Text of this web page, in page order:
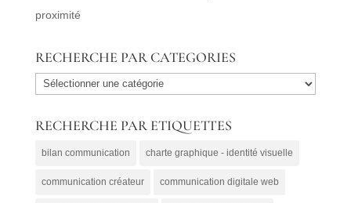
proximité
RECHERCHE PAR CATEGORIES
RECHERCHE
CATEGORIES
RECHERCHE PAR ETIQUETTES
bilan communication charte graphique - identité visuelle
communication créateur communication digitale web